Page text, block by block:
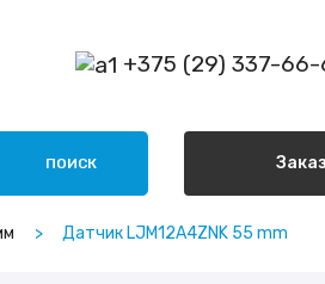
+375 (29) 337-
ПОИСК
Датчик LJM12A4ZNK 55 mm